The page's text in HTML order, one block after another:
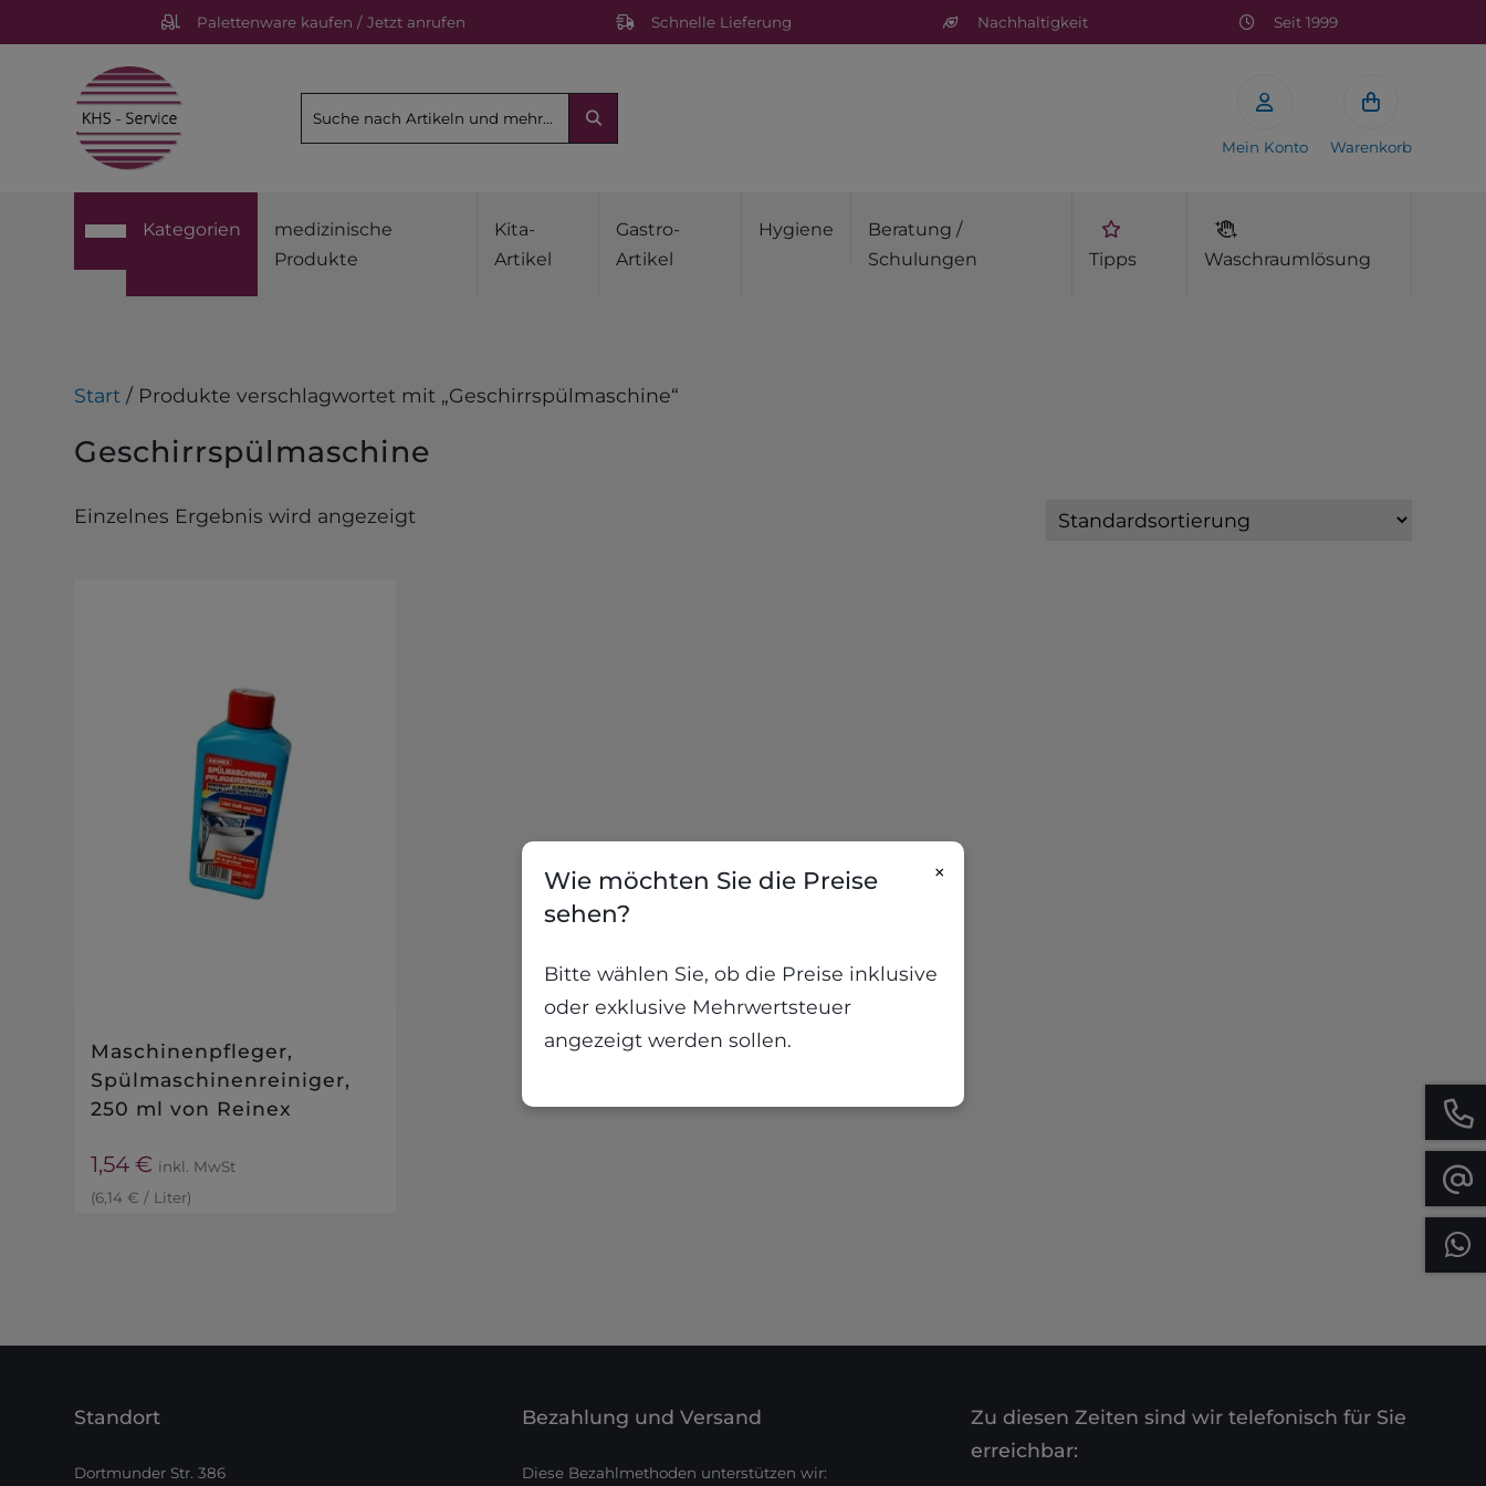
×
Wie möchten Sie die Preise
sehen?
Bitte wählen Sie, ob die Preise inklusive
oder exklusive Mehrwertsteuer
angezeigt werden sollen.
Palettenware kaufen / Jetzt anrufen Schnelle Lieferung Nachhaltigkeit Seit 1999
Mein Konto Warenkorb
Kategorien
medizinische
Produkte
Kita-
Artikel
Gastro-
Artikel
Hygiene
Beratung /
Schulungen
Tipps Waschraumlösung
Start / Produkte verschlagwortet mit „Geschirrspülmaschine“
Geschirrspülmaschine
Einzelnes Ergebnis wird angezeigt
Maschinenpfleger,
Spülmaschinenreiniger,
250 ml von Reinex
1,54€ inkl. MwSt
(6,14€ / Liter)
Standort
Dortmunder Str. 386
Bezahlung und Versand
Diese Bezahlmethoden unterstützen wir:
Zu diesen Zeiten sind wir telefonisch für Sie
erreichbar: